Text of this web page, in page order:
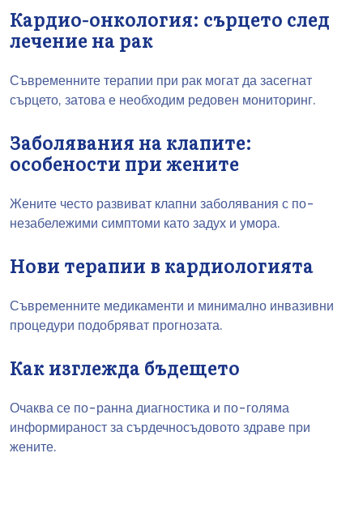
Кардио-онкология: сърцето след
лечение на рак
Съвременните терапии при рак могат да засегнат
сърцето, затова е необходим редовен мониторинг.
Заболявания на клапите:
особености при жените
Жените често развиват клапни заболявания с по-
незабележими симптоми като задух и умора.
Нови терапии в кардиологията
Съвременните медикаменти и минимално инвазивни
процедури подобряват прогнозата.
Как изглежда бъдещето
Очаква се по-ранна диагностика и по-голяма
информираност за сърдечносъдовото здраве при
жените.